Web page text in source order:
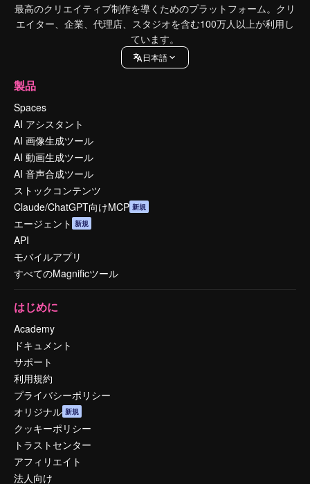
最高のクリエイティブ制作を導くためのプラットフォーム。クリ
エイター、企業、代理店、スタジオを含む100万人以上が利用し
ています。
日本語
製品
Spaces
AI アシスタント
AI 画像生成ツール
AI 動画生成ツール
AI 音声合成ツール
ストックコンテンツ
Claude/ChatGPT向けMCP 新規
エージェント 新規
API
モバイルアプリ
すべてのMagnificツール
はじめに
Academy
ドキュメント
サポート
利用規約
プライバシーポリシー
オリジナル 新規
クッキーポリシー
トラストセンター
アフィリエイト
法人向け